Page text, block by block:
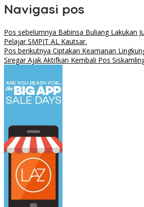
Navigasi pos
Pos sebelumnya Babinsa Buliang Lakukan
Pelajar SMPIT AL Kautsar.
Pos berikutnya Ciptakan Keamanan
Siregar Ajak Aktifkan Kembali Pos